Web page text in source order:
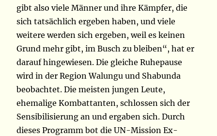
gibt also viele Männer und ihre Kämpfer, die
sich tatsächlich ergeben haben, und viele
weitere werden sich ergeben, weil es keinen
Grund mehr gibt, im Busch zu bleiben“, hat er
darauf hingewiesen. Die gleiche Ruhepause
wird in der Region Walungu und Shabunda
beobachtet. Die meisten jungen Leute,
ehemalige Kombattanten, schlossen sich der
Sensibilisierung an und ergaben sich. Durch
dieses Programm bot die UN-Mission Ex-